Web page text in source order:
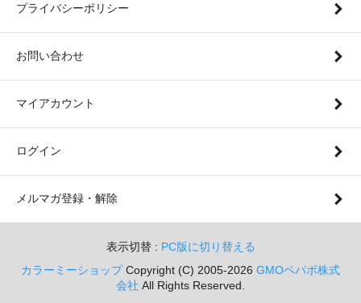
プライバシーポリシー
お問い合わせ
マイアカウント
ログイン
メルマガ登録・解除
表示切替 : PC版に切り替える
カラーミーショップCopyright (C) 2005-2026 GMOペパボ株式
会社 All Rights Reserved.